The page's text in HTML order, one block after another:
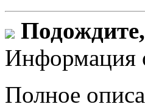
Информация
Полное